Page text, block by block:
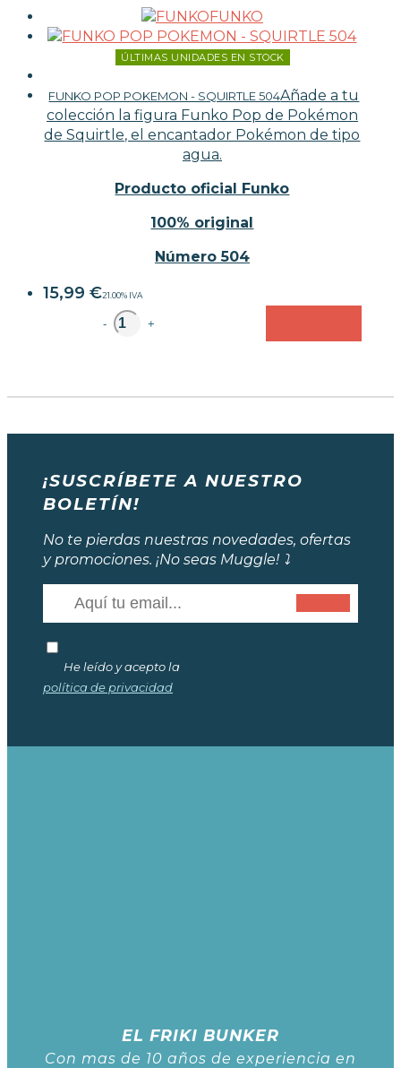
FUNKO
ÚLTIMAS UNIDADES EN STOCK
FUNKO POP POKEMON - SQUIRTLE 504Añade a tu
colección la figura Funko Pop de Pokémon
de Squirtle, el encantador Pokémon de tipo
agua.
Producto oficial Funko
100% original
Número 504
15,99 €21.00% IVA
- +
¡SUSCRÍBETE A NUESTRO
BOLETÍN!
No te pierdas nuestras novedades, ofertas
y promociones. ¡No seas Muggle! ⤵️
He leído y acepto la
política de privacidad
EL FRIKI BUNKER
Con mas de 10 años de experiencia en